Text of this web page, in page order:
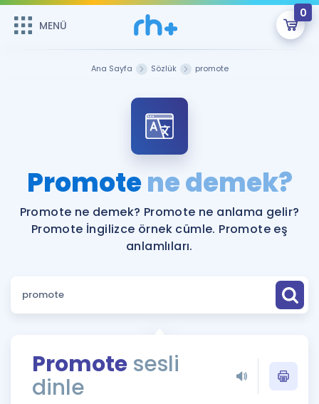
MENÜ
0
ÜYE DEĞİLİM
Sepetin Şu An Boş.
Remzi Hoca ile seni sınava hazırlayacak onlarca eğitim seni
bekliyor!
MENÜ
Faydalı Araçlar
Sözlük
Rehberlik Aracı
ÖSYM Sınav Takvimi
Hakkımızda
Ana Sayfa Sözlük promote
Promotene demek?
Promote ne demek? Promote ne anlama gelir?
Promote İngilizce örnek cümle. Promote eş
anlamlıları.
Promote sesli
dinle